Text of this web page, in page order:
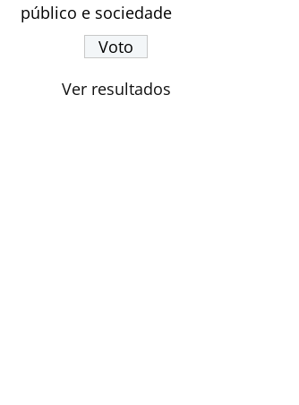
público e sociedade
Ver resultados